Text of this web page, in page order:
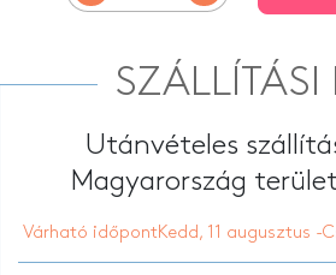
Testreszabott konyhai kötény
SZÁLLÍTÁSI
Utánvételes
Magyarország
Várható időpontKedd, 11 augusztus -